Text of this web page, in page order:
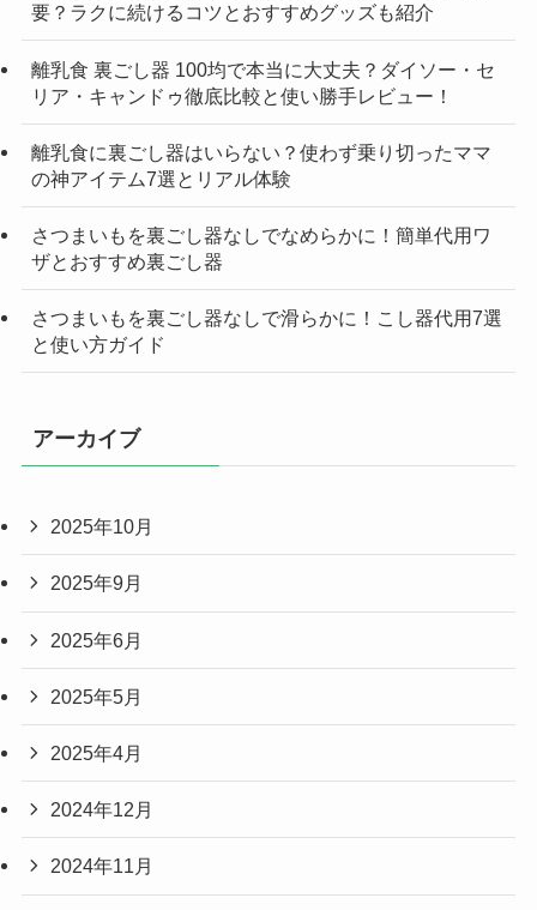
要？ラクに続けるコツとおすすめグッズも紹介
離乳食 裏ごし器 100均で本当に大丈夫？ダイソー・セ
リア・キャンドゥ徹底比較と使い勝手レビュー！
離乳食に裏ごし器はいらない？使わず乗り切ったママ
の神アイテム7選とリアル体験
さつまいもを裏ごし器なしでなめらかに！簡単代用ワ
ザとおすすめ裏ごし器
さつまいもを裏ごし器なしで滑らかに！こし器代用7選
と使い方ガイド
アーカイブ
2025年10月
2025年9月
2025年6月
2025年5月
2025年4月
2024年12月
2024年11月